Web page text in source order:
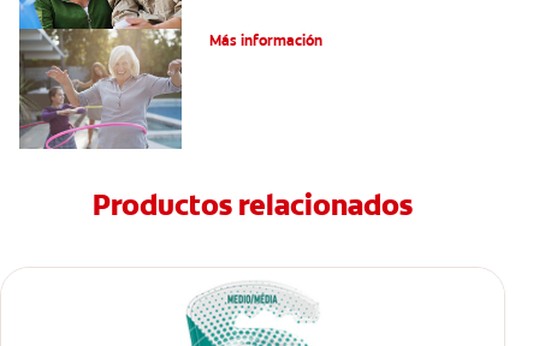
Más información
Productos relacionados